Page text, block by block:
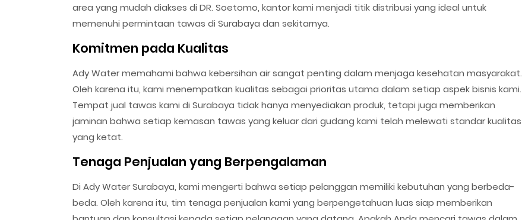
area yang mudah diakses di DR. Soetomo, kantor kami menjadi titik distribusi yang ideal untuk
memenuhi permintaan tawas di Surabaya dan sekitarnya.
Komitmen pada Kualitas
Ady Water memahami bahwa kebersihan air sangat penting dalam menjaga kesehatan masyarakat.
Oleh karena itu, kami menempatkan kualitas sebagai prioritas utama dalam setiap aspek bisnis kami.
Tempat jual tawas kami di Surabaya tidak hanya menyediakan produk, tetapi juga memberikan
jaminan bahwa setiap kemasan tawas yang keluar dari gudang kami telah melewati standar kualitas
yang ketat.
Tenaga Penjualan yang Berpengalaman
Di Ady Water Surabaya, kami mengerti bahwa setiap pelanggan memiliki kebutuhan yang berbeda-
beda. Oleh karena itu, tim tenaga penjualan kami yang berpengetahuan luas siap memberikan